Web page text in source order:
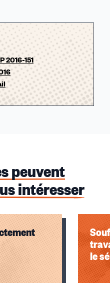
2016-151
peuvent
intéresser
le